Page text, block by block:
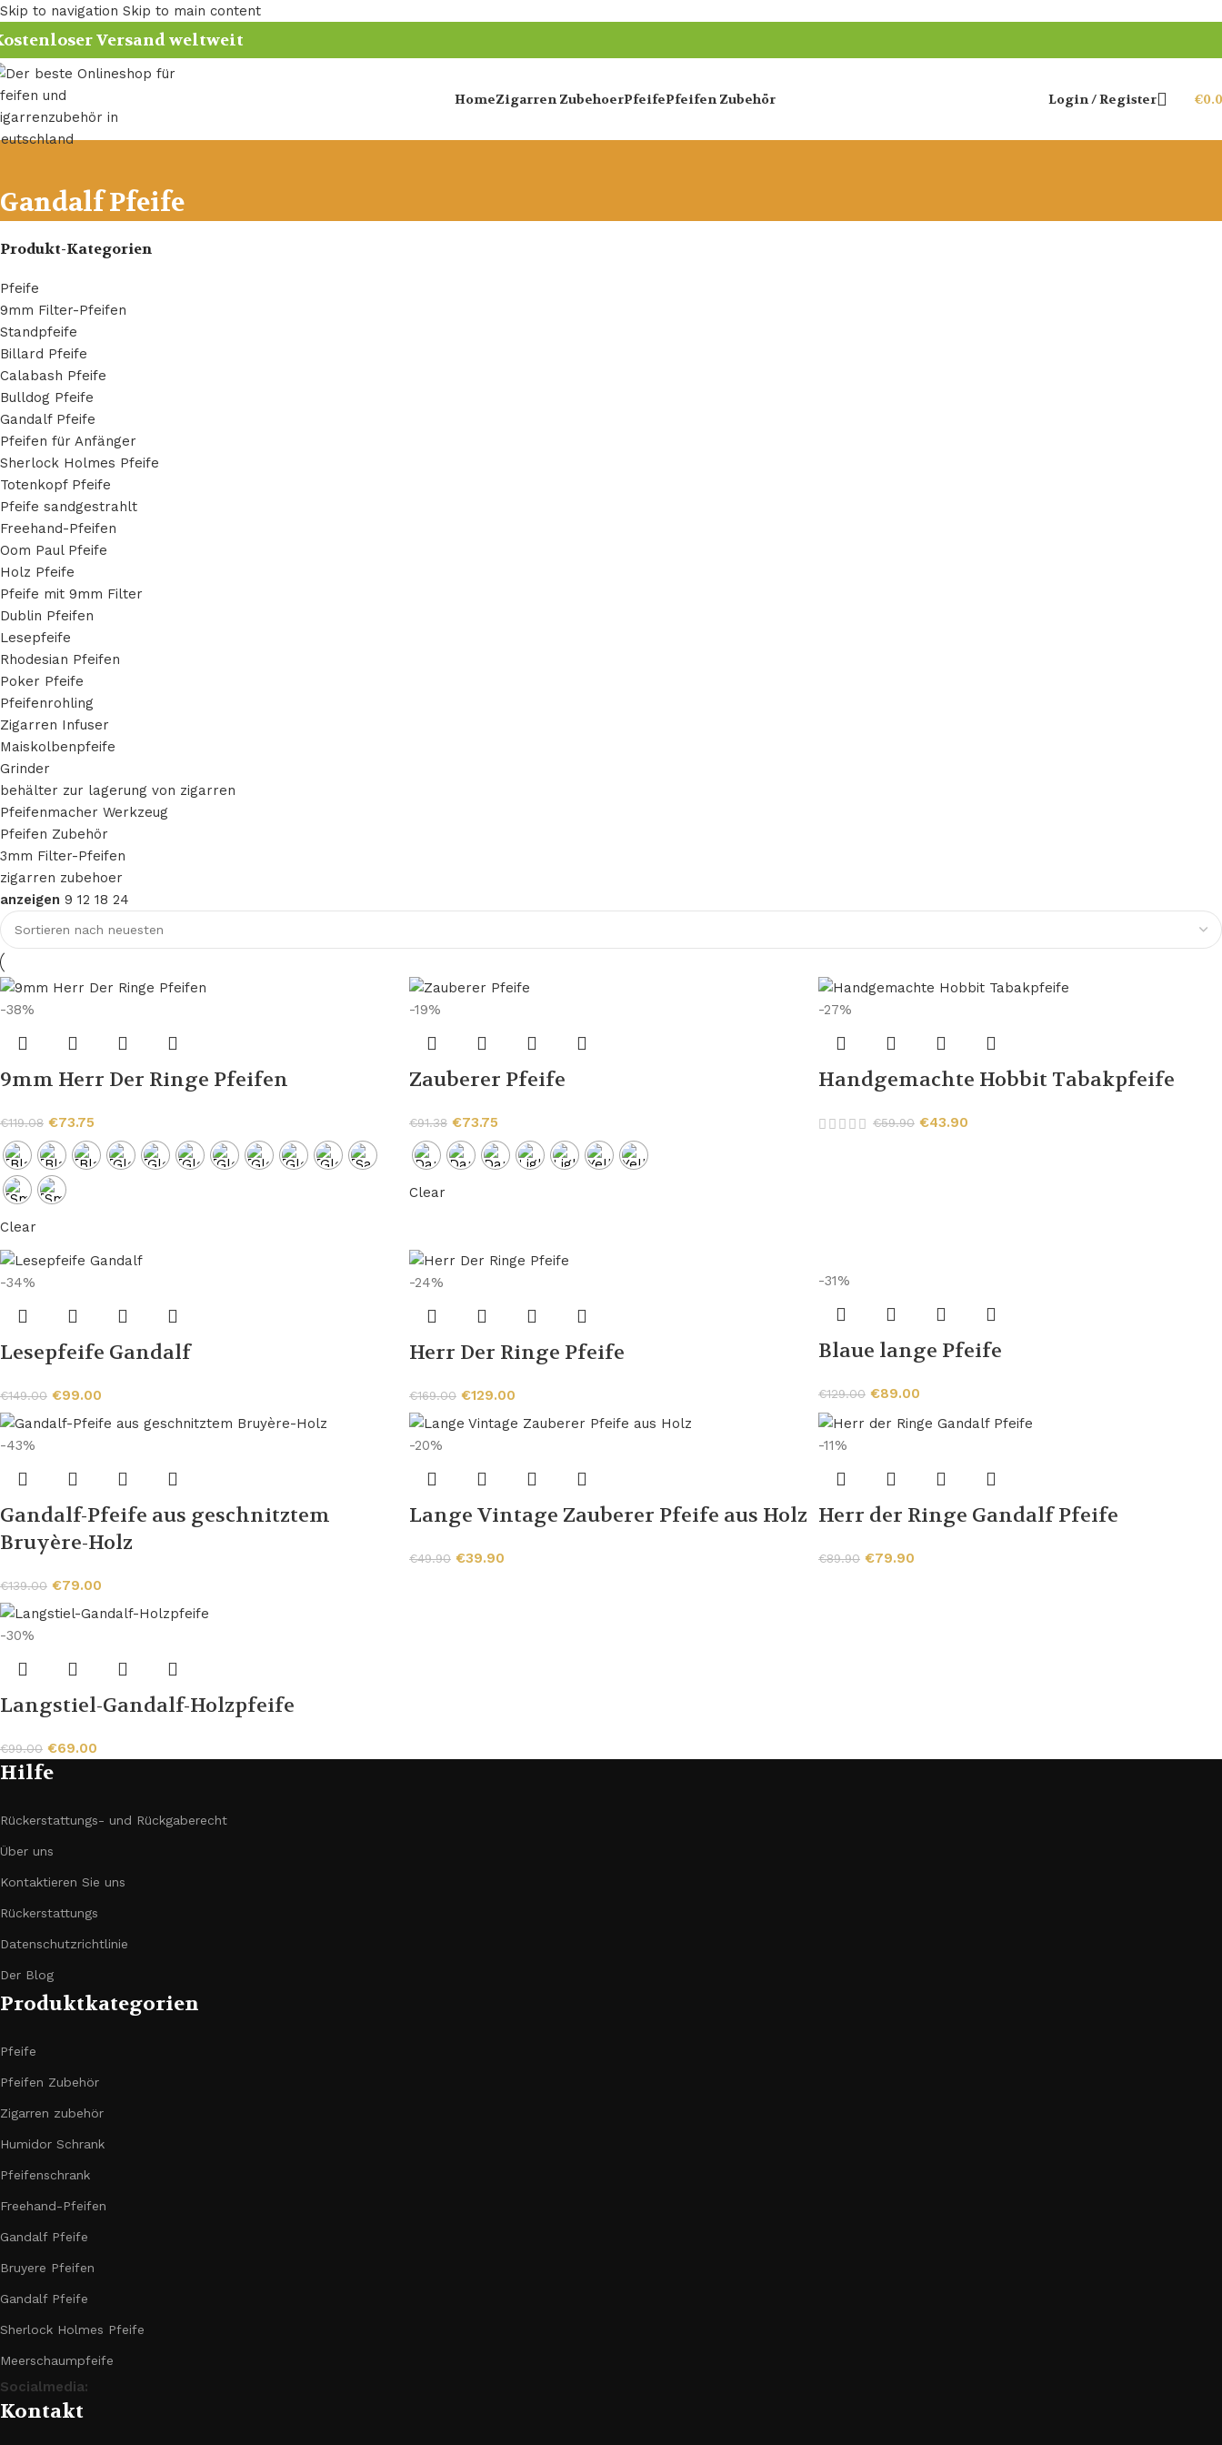
Skip to navigation Skip to main content
Versand weltweit
HomeZigarren ZubehoerPfeifePfeifen Zubehör Login / Register €
Gandalf Pfeife
Produkt-Kategorien
Pfeife
9mm Filter-Pfeifen
Standpfeife
Billard Pfeife
Calabash Pfeife
Bulldog Pfeife
Gandalf Pfeife
Pfeifen für Anfänger
Sherlock Holmes Pfeife
Totenkopf Pfeife
Pfeife sandgestrahlt
Freehand-Pfeifen
Oom Paul Pfeife
Holz Pfeife
Pfeife mit 9mm Filter
Dublin Pfeifen
Lesepfeife
Rhodesian Pfeifen
Poker Pfeife
Pfeifenrohling
Zigarren Infuser
Maiskolbenpfeife
Grinder
behälter zur lagerung von zigarren​
Pfeifenmacher Werkzeug
Pfeifen Zubehör
3mm Filter-Pfeifen
zigarren zubehoer
anzeigen 9 12 18 24
-38%
9mm Herr Der Ringe Pfeifen
€119.08 €73.75
Clear
-19%
Zauberer Pfeife
€91.38 €73.75
Clear
-27%
Handgemachte Hobbit Tabakpfeife
€59.90 €43.90
-34%
Lesepfeife Gandalf
€149.00 €99.00
-24%
Herr Der Ringe Pfeife
€169.00 €129.00
-31%
Blaue lange Pfeife
€129.00 €89.00
-43%
Gandalf-Pfeife aus geschnitztem
Bruyère-Holz
€139.00 €79.00
-20%
Lange Vintage Zauberer Pfeife aus Holz
€49.90 €39.90
-11%
Herr der Ringe Gandalf Pfeife
€89.90 €79.90
-30%
Langstiel-Gandalf-Holzpfeife
€99.00 €69.00
Hilfe
Rückerstattungs- und Rückgaberecht
Über uns
Kontaktieren Sie uns
Rückerstattungs
Datenschutzrichtlinie
Der Blog
Produktkategorien
Pfeife
Pfeifen Zubehör
Zigarren zubehör
Humidor Schrank
Pfeifenschrank
Freehand-Pfeifen
Gandalf Pfeife
Bruyere Pfeifen
Gandalf Pfeife
Sherlock Holmes Pfeife
Meerschaumpfeife
Socialmedia:
Kontakt